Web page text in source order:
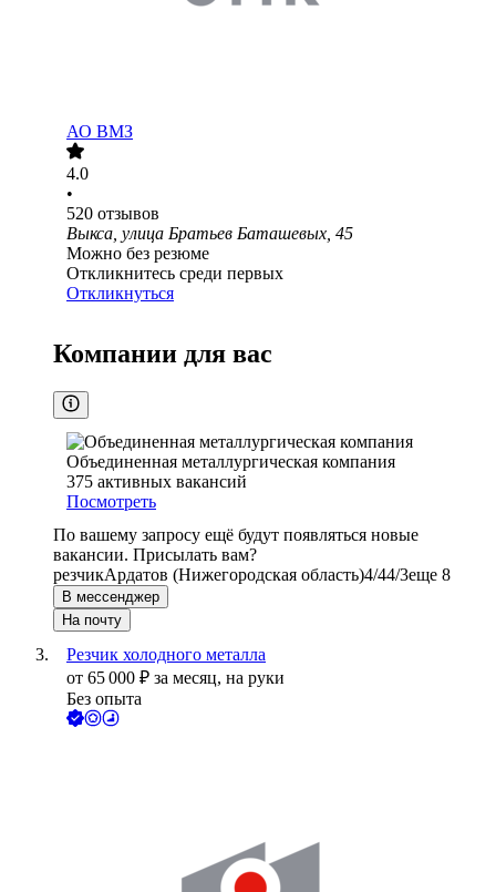
АО ВМЗ
4.0
•
520 отзывов
Выкса, улица Братьев Баташевых, 45
Можно без резюме
Откликнитесь среди первых
Откликнуться
Компании для вас
Объединенная металлургическая компания
375 активных вакансий
Посмотреть
По вашему запросу ещё будут появляться новые
вакансии. Присылать вам?
резчикАрдатов (Нижегородская область)4/44/3еще 8
В мессенджер
На почту
Резчик холодного металла
от 65 000 ₽ за месяц, на руки
Без опыта